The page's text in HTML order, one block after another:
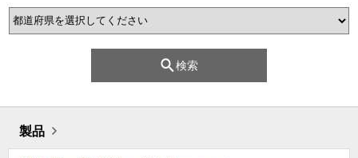
検索
製品